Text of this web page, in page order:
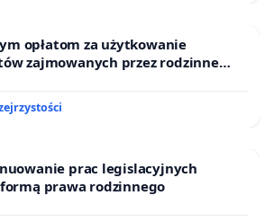
opłatom za użytkowanie
zajmowanych przez rodzinne
prac legislacyjnych
prawa rodzinnego